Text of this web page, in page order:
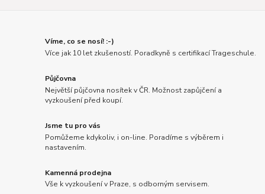
Víme, co se nosí! :-)
Více jak 10 let zkušeností. Poradkyně s certifikací Trageschule.
Půjčovna
Největší půjčovna nosítek v ČR. Možnost zapůjčení a
vyzkoušení před koupí.
Jsme tu pro vás
Pomůžeme kdykoliv, i on-line. Poradíme s výběrem i
nastavením.
Kamenná prodejna
Vše k vyzkoušení v Praze, s odborným servisem.